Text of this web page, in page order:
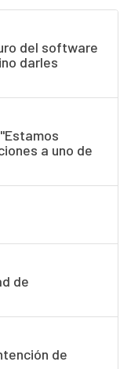
del software
darles
a uno de
de
de